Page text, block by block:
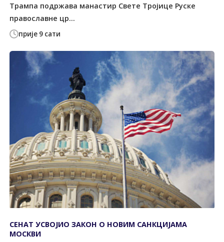
прије 9 сати
Трампа подржава манастир Свете Тројице Руске
православне цр...
СЕНАТ УСВОЈИО ЗАКОН О НОВИМ САНКЦИЈАМА
МОСКВИ